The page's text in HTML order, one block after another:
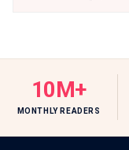
10M+
MONTHLY READERS